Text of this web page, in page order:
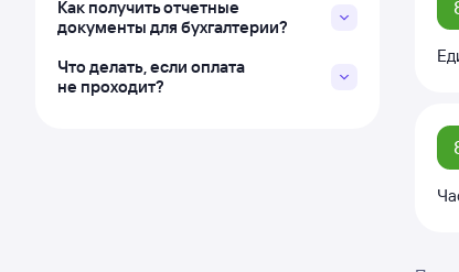
Как получить отчетные
документы для бухгалтерии?
Что делать, если оплата
не проходит?